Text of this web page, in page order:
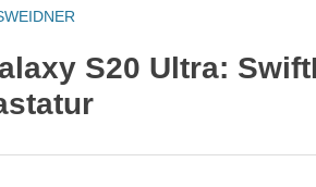
S20 Ultra: